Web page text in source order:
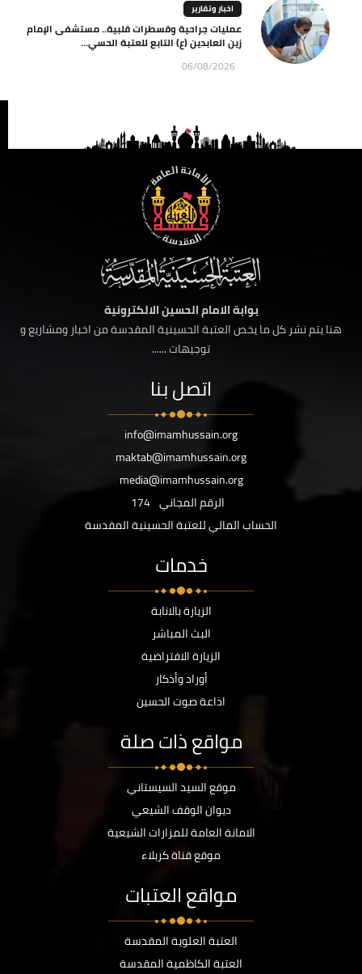
اخبار وتقارير
عمليات جراحية وقسطرات قلبية.. مستشفى الإمام
زين العابدين (ع) التابع للعتبة الحسي...
06/08/2026
بوابة الامام الحسين الالكترونية
هنا يتم نشر كل ما يخص العتبة الحسينية المقدسة من اخبار ومشاريع و
توجيهات ......
اتصل بنا
info@imamhussain.org
maktab@imamhussain.org
media@imamhussain.org
الرقم المجاني 174
الحساب المالي للعتبة الحسينية المقدسة
خدمات
الزيارة بالانابة
البث المباشر
الزيارة الافتراضية
أوراد وأذكار
اذاعة صوت الحسين
مواقع ذات صلة
موقع السيد السيستاني
ديوان الوقف الشيعي
الامانة العامة للمزارات الشيعية
موقع قناة كربلاء
مواقع العتبات
العتبة العلوية المقدسة
العتبة الكاظمية المقدسة